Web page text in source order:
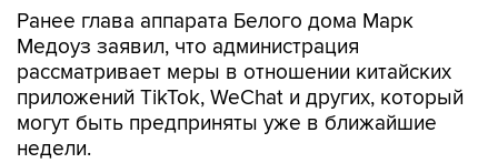
Ранее глава аппарата Белого дома Марк
Медоуз заявил, что администрация
рассматривает меры в отношении китайских
приложений TikTok, WeChat и других, который
могут быть предприняты уже в ближайшие
недели.